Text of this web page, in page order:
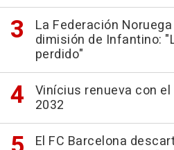
La Federación
dimisión de Infantino:
perdido"
Vinícius renueva con
2032
El FC Barcelona